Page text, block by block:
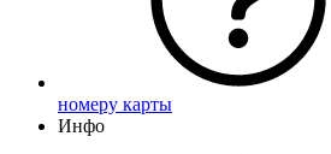
номеру карты
Инфо